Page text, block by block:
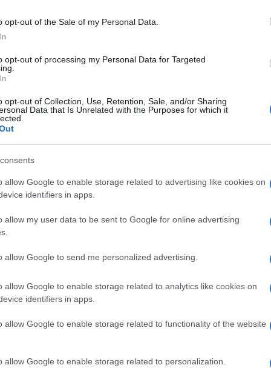
opt-out of the Sale of my Personal Data.
opt-out of processing my Personal Data for Targeted
opt-out of Collection, Use, Retention, Sale, and/or Sharing
Data that Is Unrelated with the Purposes for which it
allow Google to enable storage related to advertising like cookies on
identifiers in apps.
allow my user data to be sent to Google for online advertising
allow Google to send me personalized advertising.
allow Google to enable storage related to analytics like cookies on
identifiers in apps.
allow Google to enable storage related to functionality of the website
allow Google to enable storage related to personalization.
objectifs personnels"
d’autres chiffres en tête des meilleurs
aussi des petits objectifs personnels
qui sont devant moi"
record à aller chercher pour lui :